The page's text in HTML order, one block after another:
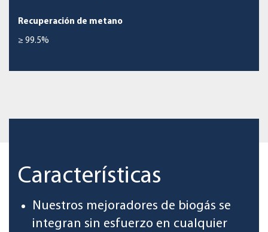
Recuperación de metano
≥ 99.5%
Características
Nuestros mejoradores de biogás se
integran sin esfuerzo en cualquier